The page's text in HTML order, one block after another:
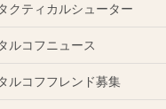
クティカルシューター
ルコフニュース
ルコフフレンド募集